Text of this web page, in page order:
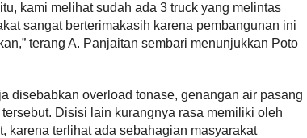
kami melihat sudah ada 3 truck yang melintas
sangat berterimakasih karena pembangunan ini
terang A. Panjaitan sembari menunjukkan Poto
disebabkan overload tonase, genangan air pasang
Disisi lain kurangnya rasa memiliki oleh
karena terlihat ada sebahagian masyarakat